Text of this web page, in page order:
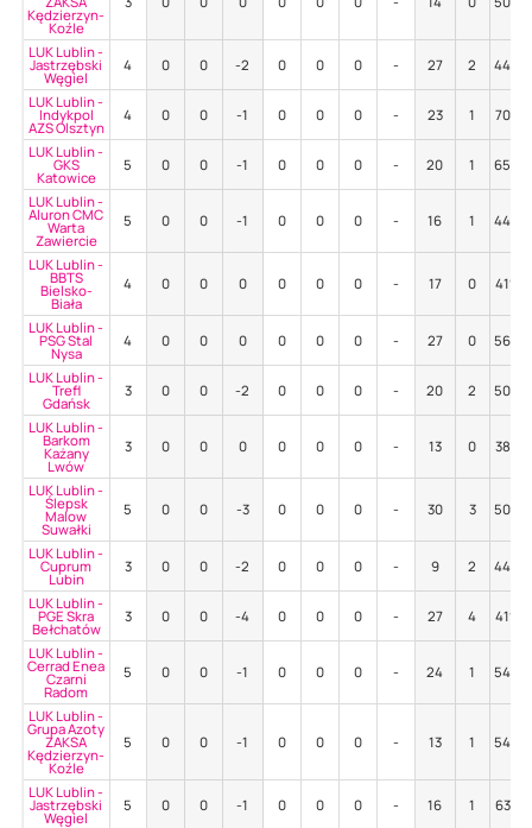
Kędzierzyn-
Koźle
LUK Lublin -
Jastrzębski
Węgiel
4 0 0 -2 0 0 0 - 27 2 44%
LUK Lublin -
Indykpol
AZS Olsztyn
4 0 0 -1 0 0 0 - 23 1 70%
LUK Lublin -
GKS
Katowice
5 0 0 -1 0 0 0 - 20 1 65%
LUK Lublin -
Aluron CMC
Warta
Zawiercie
5 0 0 -1 0 0 0 - 16 1 44%
LUK Lublin -
BBTS
Bielsko-
Biała
4 0 0 0 0 0 0 - 17 0 41%
LUK Lublin -
PSG Stal
Nysa
4 0 0 0 0 0 0 - 27 0 56%
LUK Lublin -
Trefl
Gdańsk
3 0 0 -2 0 0 0 - 20 2 50%
LUK Lublin -
Barkom
Każany
Lwów
3 0 0 0 0 0 0 - 13 0 38%
LUK Lublin -
Ślepsk
Malow
Suwałki
5 0 0 -3 0 0 0 - 30 3 50%
LUK Lublin -
Cuprum
Lubin
3 0 0 -2 0 0 0 - 9 2 44%
LUK Lublin -
PGE Skra
Bełchatów
3 0 0 -4 0 0 0 - 27 4 41%
LUK Lublin -
Cerrad Enea
Czarni
Radom
5 0 0 -1 0 0 0 - 24 1 54%
LUK Lublin -
Grupa Azoty
ZAKSA
Kędzierzyn-
Koźle
5 0 0 -1 0 0 0 - 13 1 54%
LUK Lublin -
Jastrzębski
Węgiel
5 0 0 -1 0 0 0 - 16 1 63%